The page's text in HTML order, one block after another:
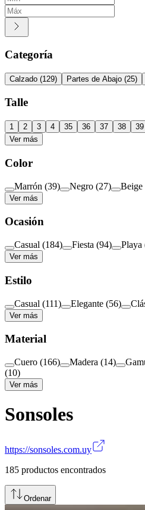
Categoría
Calzado (129) Partes de Abajo (25)
Talle
1 2 3 4 35 36 37 38 39
Ver más
Color
Marrón (39) Negro (27) Beige
Ver más
Ocasión
Casual (184) Fiesta (94) Playa
Ver más
Estilo
Casual (111) Elegante (56)
Ver más
Material
Cuero (166) Madera (14)
(10)
Ver más
Sonsoles
https://sonsoles.com.uy
185 productos encontrados
Ordenar